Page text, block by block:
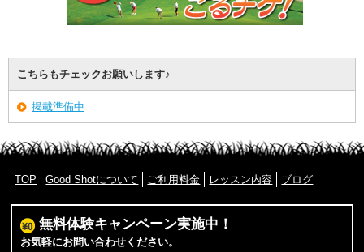
こちらもチェックお願いします♪
掲載準備中
TOP Good Shotについて ご利用料金 レッスン内容 ブログ
無料体験キャンペーン実施中！
お気軽にお問い合わせください。